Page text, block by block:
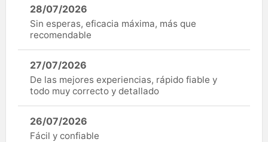
28/07/2026
Sin esperas, eficacia máxima, más que
recomendable
27/07/2026
De las mejores experiencias, rápido fiable y
todo muy correcto y detallado
26/07/2026
Fácil y confiable